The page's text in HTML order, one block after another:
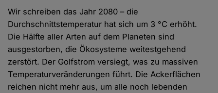
Wir schreiben das Jahr 2080 – die
Durchschnittstemperatur hat sich um 3 °C erhöht.
Die Hälfte aller Arten auf dem Planeten sind
ausgestorben, die Ökosysteme weitestgehend
zerstört. Der Golfstrom versiegt, was zu massiven
Temperaturveränderungen führt. Die Ackerflächen
reichen nicht mehr aus, um alle noch lebenden